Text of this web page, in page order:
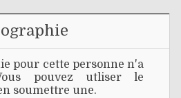
pour cette personne n'a
pouvez utliser le
soumettre une.